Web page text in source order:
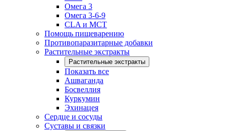
Омега 3
Омега 3-6-9
CLA и MCT
Помощь пищеварению
Противопаразитарные добавки
Растительные экстракты
Растительные экстракты
Показать все
Ашваганда
Босвеллия
Куркумин
Эхинацея
Сердце и сосуды
Суставы и связки